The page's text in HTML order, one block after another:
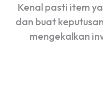
Kenal pasti item
dan buat
mengekalkan